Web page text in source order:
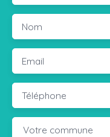
Nom
Email
Téléphone
Votre commune